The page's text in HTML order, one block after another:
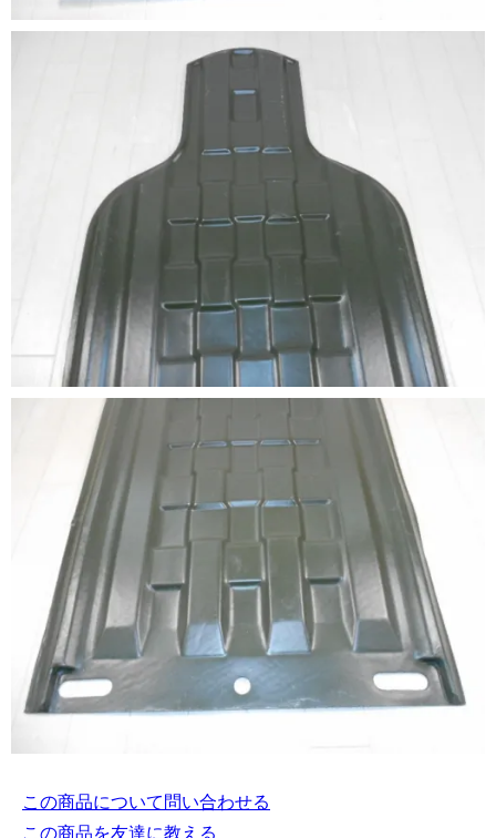
この商品について問い合わせる
この商品を友達に教える